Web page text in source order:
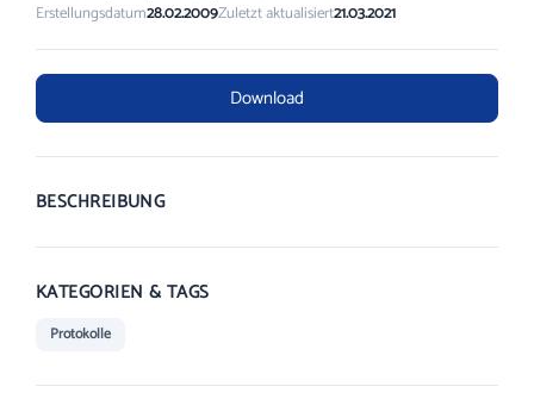
Erstellungsdatum28.02.2009Zuletzt aktualisiert21.03.2021
Download
BESCHREIBUNG
KATEGORIEN & TAGS
Protokolle